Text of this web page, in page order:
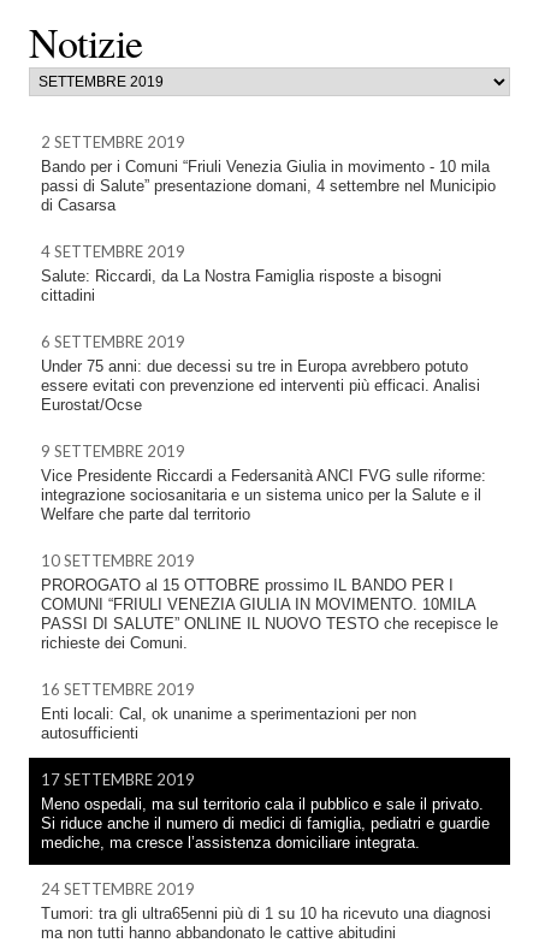
Notizie
2 SETTEMBRE 2019
Bando per i Comuni “Friuli Venezia Giulia in movimento - 10 mila
passi di Salute” presentazione domani, 4 settembre nel Municipio
di Casarsa
4 SETTEMBRE 2019
Salute: Riccardi, da La Nostra Famiglia risposte a bisogni
cittadini
6 SETTEMBRE 2019
Under 75 anni: due decessi su tre in Europa avrebbero potuto
essere evitati con prevenzione ed interventi più efficaci. Analisi
Eurostat/Ocse
9 SETTEMBRE 2019
Vice Presidente Riccardi a Federsanità ANCI FVG sulle riforme:
integrazione sociosanitaria e un sistema unico per la Salute e il
Welfare che parte dal territorio
10 SETTEMBRE 2019
PROROGATO al 15 OTTOBRE prossimo IL BANDO PER I
COMUNI “FRIULI VENEZIA GIULIA IN MOVIMENTO. 10MILA
PASSI DI SALUTE” ONLINE IL NUOVO TESTO che recepisce le
richieste dei Comuni.
16 SETTEMBRE 2019
Enti locali: Cal, ok unanime a sperimentazioni per non
autosufficienti
17 SETTEMBRE 2019
Meno ospedali, ma sul territorio cala il pubblico e sale il privato.
Si riduce anche il numero di medici di famiglia, pediatri e guardie
mediche, ma cresce l’assistenza domiciliare integrata.
24 SETTEMBRE 2019
Tumori: tra gli ultra65enni più di 1 su 10 ha ricevuto una diagnosi
ma non tutti hanno abbandonato le cattive abitudini